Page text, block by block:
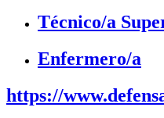
Técnico/a
Enfermero/a
https://